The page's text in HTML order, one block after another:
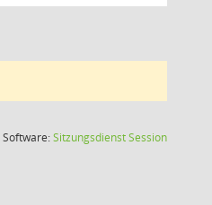
Software:SitzungsdienstSession(Wird in